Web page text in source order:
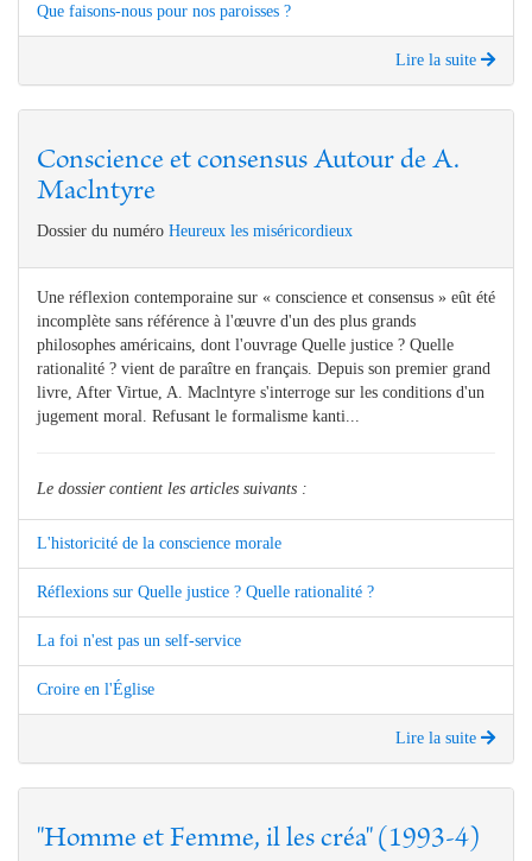
Que faisons-nous pour nos paroisses ?
Lire la suite
Conscience et consensus Autour de A.
Maclntyre
Dossier du numéro Heureux les miséricordieux
Une réflexion contemporaine sur « conscience et consensus » eût été
incomplète sans référence à l'œuvre d'un des plus grands
philosophes américains, dont l'ouvrage Quelle justice ? Quelle
rationalité ? vient de paraître en français. Depuis son premier grand
livre, After Virtue, A. Maclntyre s'interroge sur les conditions d'un
jugement moral. Refusant le formalisme kanti...
Le dossier contient les articles suivants :
L'historicité de la conscience morale
Réflexions sur Quelle justice ? Quelle rationalité ?
La foi n'est pas un self-service
Croire en l'Église
Lire la suite
"Homme et Femme, il les créa" (1993-4)